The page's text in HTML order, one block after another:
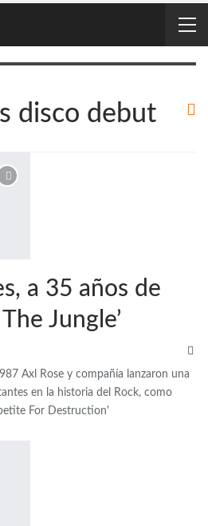
disco debut
a 35 años de
Jungle’
Axl Rose y compañía lanzaron una
en la historia del Rock, como
For Destruction'